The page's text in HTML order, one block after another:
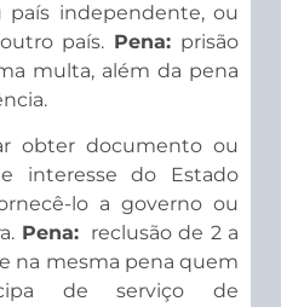
independente, ou
país. Pena: prisão
multa, além da pena
obter documento ou
interesse do Estado
lo a governo ou
Pena:reclusão de 2 a
na mesma pena quem
de serviço de